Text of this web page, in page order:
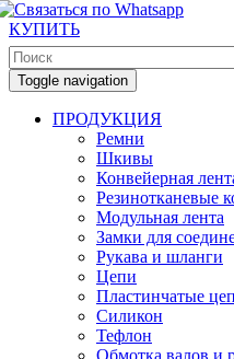
КУПИТЬ
Toggle navigation
ПРОДУКЦИЯ
Ремни
Шкивы
Конвейерная
Резинотканевые
Модульная лента
Замки для
Рукава и шланги
Цепи
Пластинчатые
Силикон
Тефлон
Обмотка валов и